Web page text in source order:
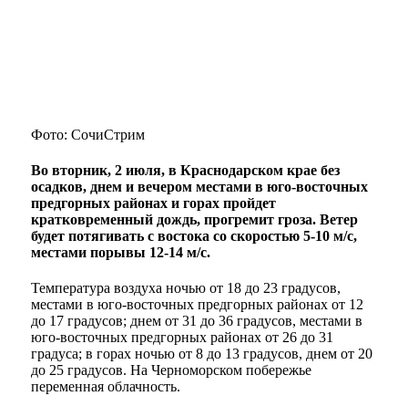
Фото: СочиСтрим
Во вторник, 2 июля, в Краснодарском крае без
осадков, днем и вечером местами в юго-восточных
предгорных районах и горах пройдет
кратковременный дождь, прогремит гроза. Ветер
будет потягивать с востока со скоростью 5-10 м/с,
местами порывы 12-14 м/с.
Температура воздуха ночью от 18 до 23 градусов,
местами в юго-восточных предгорных районах от 12
до 17 градусов; днем от 31 до 36 градусов, местами в
юго-восточных предгорных районах от 26 до 31
градуса; в горах ночью от 8 до 13 градусов, днем от 20
до 25 градусов. На Черноморском побережье
переменная облачность.